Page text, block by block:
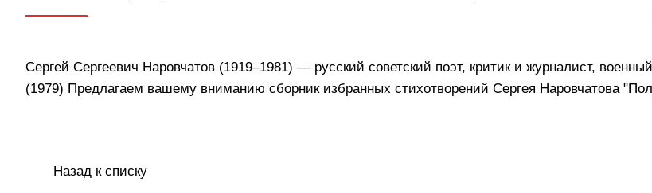
Сергей Сергеевич Наровчатов (1919–1981) — русский советский поэт, критик и журналист,
(1979) Предлагаем вашему вниманию сборник избранных стихотворений Сергея Наровчатова
Назад к списку